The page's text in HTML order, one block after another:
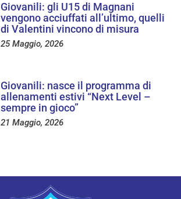
Giovanili: gli U15 di Magnani
vengono acciuffati all’ultimo, quelli
di Valentini vincono di misura
25 Maggio, 2026
Giovanili: nasce il programma di
allenamenti estivi “Next Level –
sempre in gioco”
21 Maggio, 2026